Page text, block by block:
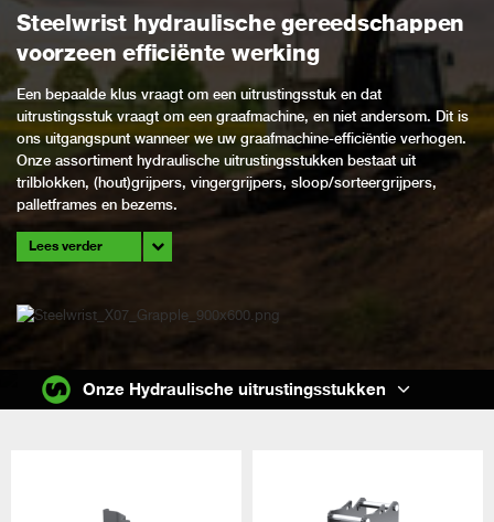
Steelwrist hydraulischegereedschappen
voorzeen efficiënte werking
Een bepaalde klus vraagt om een uitrustingsstuk en dat
uitrustingsstuk vraagt om een graafmachine, en niet andersom. Dit is
ons uitgangspunt wanneer we uw graafmachine-efficiëntie verhogen.
Onze assortiment hydraulische uitrustingsstukken bestaat uit
trilblokken, (hout)grijpers, vingergrijpers, sloop/sorteergrijpers,
palletframes en bezems.
Lees verder
Onze Hydraulische uitrustingsstukken